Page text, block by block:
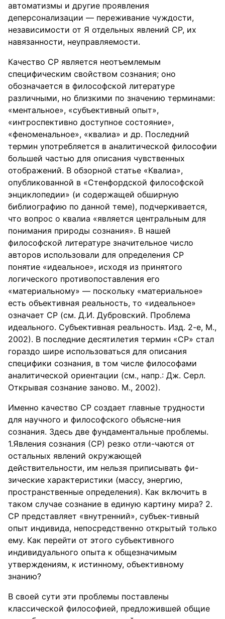
автоматизмы и другие проявления
деперсонализации — переживание чуждости,
независимости от Я отдельных явлений СР, их
навязанности, неуправляемости.
Качество СР является неотъемлемым
специфическим свойством сознания; оно
обозначается в философской литературе
различными, но близкими по значению терминами:
«ментальное», «субъективный опыт»,
«интроспективно доступное состояние»,
«феноменальное», «квалиа» и др. Последний
термин употребляется в аналитической философии
большей частью для описания чувственных
отображений. В обзорной статье «Квалиа»,
опубликованной в «Стенфордской философской
энциклопедии» (и содержащей обширную
библиографию по данной теме), подчеркивается,
что вопрос о квалиа «является центральным для
понимания природы сознания». В нашей
философской литературе значительное число
авторов использовали для определения СР
понятие «идеальное», исходя из принятого
логического противопоставления его
«материальному» — поскольку «материальное»
есть объективная реальность, то «идеальное»
означает СР (см. Д.И. Дубровский. Проблема
идеального. Субъективная реальность. Изд. 2-е, М.,
2002). В последние десятилетия термин «СР» стал
гораздо шире использоваться для описания
специфики сознания, в том числе философами
аналитической ориентации (см., напр.: Дж. Серл.
Открывая сознание заново. М., 2002).
Именно качество СР создает главные трудности
для научного и философского объясне-ния
сознания. Здесь две фундаментальные проблемы.
1.Явления сознания (СР) резко отли-чаются от
остальных явлений окружающей
действительности, им нельзя приписывать фи-
зические характеристики (массу, энергию,
пространственные определения). Как включить в
таком случае сознание в единую картину мира? 2.
СР представляет «внутренний», субъек-тивный
опыт индивида, непосредственно открытый только
ему. Как перейти от этого субъективного
индивидуального опыта к общезначимым
утверждениям, к истинному, объективному
знанию?
В своей сути эти проблемы поставлены
классической философией, предложившей общие